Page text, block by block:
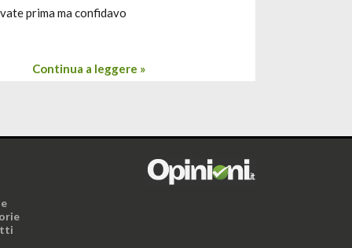
prima ma confidavo
Continua a leggere »